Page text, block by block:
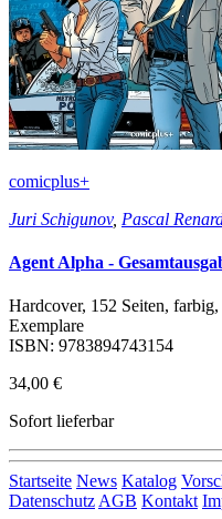
comicplus+
Juri Schigunov, Pascal
Agent Alpha -
Hardcover, 152 Seiten,
Exemplare
ISBN: 9783894743154
34,00 €
Sofort lieferbar
Startseite News Katalog
Datenschutz AGB Kontakt